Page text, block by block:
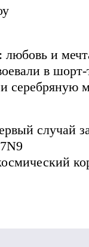
и
в шорт-
серебряную
случай